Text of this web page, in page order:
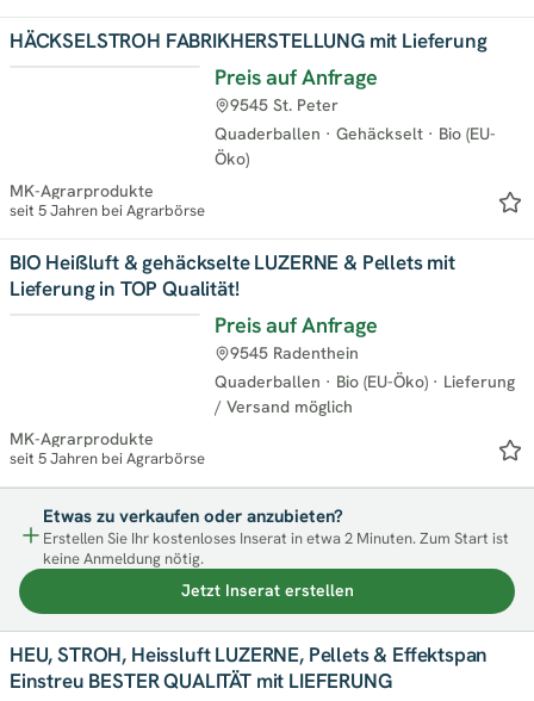
HÄCKSELSTROH FABRIKHERSTELLUNG mit Lieferung
Preis auf Anfrage
Quaderballen · Gehäckselt · Bio (EU-
Öko)
9545 St. Peter
MK-Agrarprodukte
seit 5 Jahren bei Agrarbörse
BIO Heißluft & gehäckselte LUZERNE & Pellets mit
Lieferung in TOP Qualität!
Preis auf Anfrage
Quaderballen · Bio (EU-Öko) · Lieferung
/ Versand möglich
9545 Radenthein
MK-Agrarprodukte
seit 5 Jahren bei Agrarbörse
Etwas zu verkaufen oder anzubieten?
Erstellen Sie Ihr kostenloses Inserat in etwa 2 Minuten. Zum Start ist
keine Anmeldung nötig.
Jetzt Inserat erstellen
HEU, STROH, Heissluft LUZERNE, Pellets & Effektspan
Einstreu BESTER QUALITÄT mit LIEFERUNG